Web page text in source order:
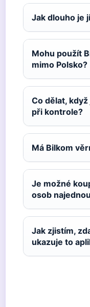
Jak dlouho je
Mohu použít
mimo Polsko?
Co dělat,
při kontrole?
Má Bilkom
Je možné
osob
Jak zjistím,
ukazuje to